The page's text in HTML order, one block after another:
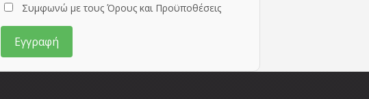
Συμφωνώ με τους Όρους και Προϋποθέσεις